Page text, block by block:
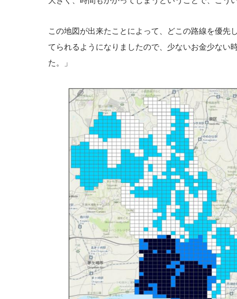
この地図が出来たことによって、どこの路線を優
てられるようになりましたので、少ないお金少な
た。」